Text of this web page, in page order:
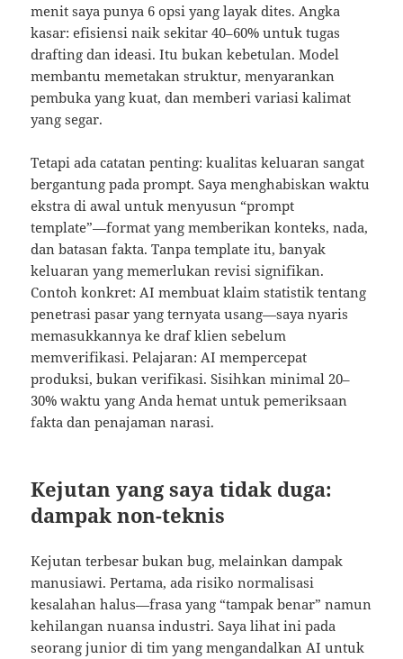
menit saya punya 6 opsi yang layak dites. Angka
kasar: efisiensi naik sekitar 40–60% untuk tugas
drafting dan ideasi. Itu bukan kebetulan. Model
membantu memetakan struktur, menyarankan
pembuka yang kuat, dan memberi variasi kalimat
yang segar.
Tetapi ada catatan penting: kualitas keluaran sangat
bergantung pada prompt. Saya menghabiskan waktu
ekstra di awal untuk menyusun “prompt
template”—format yang memberikan konteks, nada,
dan batasan fakta. Tanpa template itu, banyak
keluaran yang memerlukan revisi signifikan.
Contoh konkret: AI membuat klaim statistik tentang
penetrasi pasar yang ternyata usang—saya nyaris
memasukkannya ke draf klien sebelum
memverifikasi. Pelajaran: AI mempercepat
produksi, bukan verifikasi. Sisihkan minimal 20–
30% waktu yang Anda hemat untuk pemeriksaan
fakta dan penajaman narasi.
Kejutan yang saya tidak duga:
dampak non-teknis
Kejutan terbesar bukan bug, melainkan dampak
manusiawi. Pertama, ada risiko normalisasi
kesalahan halus—frasa yang “tampak benar” namun
kehilangan nuansa industri. Saya lihat ini pada
seorang junior di tim yang mengandalkan AI untuk